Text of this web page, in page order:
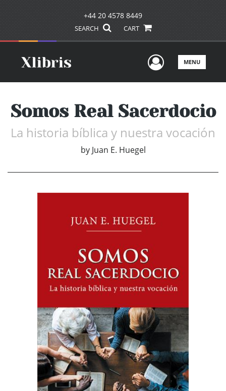
+44 20 4578 8449
SEARCH CART
UserMENU
Somos Real Sacerdocio
La historia bíblica y nuestra vocación
by Juan E. Huegel